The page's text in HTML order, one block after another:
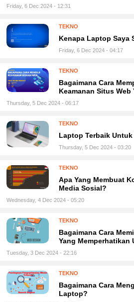
Friday, 6 Dec 2024 - 12:31
TEKNO
Kenapa Laptop Saya
Friday, 6 Dec 2024 - 04:17
TEKNO
Bagaimana Cara
Keamanan Situs Web
Thursday, 5 Dec 2024 - 06:17
TEKNO
Laptop Terbaik
Thursday, 5 Dec 2024 - 03:20
TEKNO
Apa Yang Membuat
Media Sosial?
Wednesday, 4 Dec 2024 - 05:20
TEKNO
Bagaimana Cara
Yang Memperhatikan
Tuesday, 3 Dec 2024 - 22:16
TEKNO
Bagaimana Cara
Laptop?